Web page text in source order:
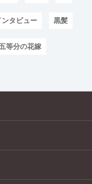
ンタビュー 黒髪
等分の花嫁